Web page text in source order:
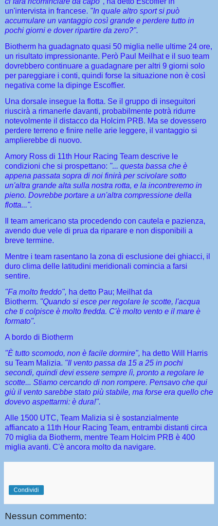
un'intervista in francese. "In quale altro sport si può
accumulare un vantaggio così grande e perdere tutto in
pochi giorni e dover ripartire da zero?".
Biotherm ha guadagnato quasi 50 miglia nelle ultime 24 ore,
un risultato impressionante. Però Paul Meilhat e il suo team
dovrebbero continuare a guadagnare per altri 9 giorni solo
per pareggiare i conti, quindi forse la situazione non è così
negativa come la dipinge Escoffier.
Una dorsale insegue la flotta. Se il gruppo di inseguitori
riuscirà a rimanerle davanti, probabilmente potrà ridurre
notevolmente il distacco da Holcim PRB. Ma se dovessero
perdere terreno e finire nelle arie leggere, il vantaggio si
amplierebbe di nuovo.
Amory Ross di 11th Hour Racing Team descrive le
condizioni che si prospettano: "... questa bassa che è
appena passata sopra di noi finirà per scivolare sotto
un'altra grande alta sulla nostra rotta, e la incontreremo in
pieno. Dovrebbe portare a un'altra compressione della
flotta...".
Il team americano sta procedendo con cautela e pazienza,
avendo due vele di prua da riparare e non disponibili a
breve termine.
Mentre i team rasentano la zona di esclusione dei ghiacci, il
duro clima delle latitudini meridionali comincia a farsi
sentire.
"Fa molto freddo", ha detto Pau; Meilhat da
Biotherm. "Quando si esce per regolare le scotte, l'acqua
che ti colpisce è molto fredda. C'è molto vento e il mare è
formato".
A bordo di Biotherm
"È tutto scomodo, non è facile dormire", ha detto Will Harris
su Team Malizia. "Il vento passa da 15 a 25 in pochi
secondi, quindi devi essere sempre lì, pronto a regolare le
scotte... Stiamo cercando di non rompere. Pensavo che qui
giù il vento sarebbe stato più stabile, ma forse era quello che
dovevo aspettarmi: è dura!".
Alle 1500 UTC, Team Malizia si è sostanzialmente
affiancato a 11th Hour Racing Team, entrambi distanti circa
70 miglia da Biotherm, mentre Team Holcim PRB è 400
miglia avanti. C'è ancora molto da navigare.
Condividi
Nessun commento: